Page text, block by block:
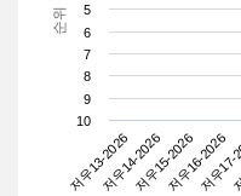
순위
저우13-2026
저우14-2026저우15-2026저우16-2026
저우
5
6
7
8
9
10